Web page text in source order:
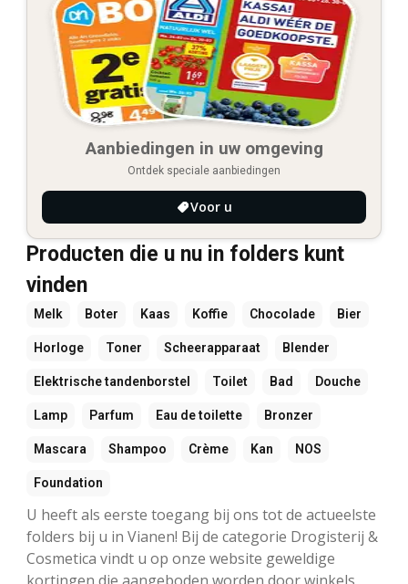
Aanbiedingen in uw omgeving
Ontdek speciale aanbiedingen
Voor u
Producten die u nu in folders kunt
vinden
Melk Boter Kaas Koffie Chocolade Bier
Horloge Toner Scheerapparaat Blender
Elektrische tandenborstel Toilet Bad Douche
Lamp Parfum Eau de toilette Bronzer
Mascara Shampoo Crème Kan NOS
Foundation
U heeft als eerste toegang bij ons tot de actueelste
folders bij u in Vianen! Bij de categorie Drogisterij &
Cosmetica vindt u op onze website geweldige